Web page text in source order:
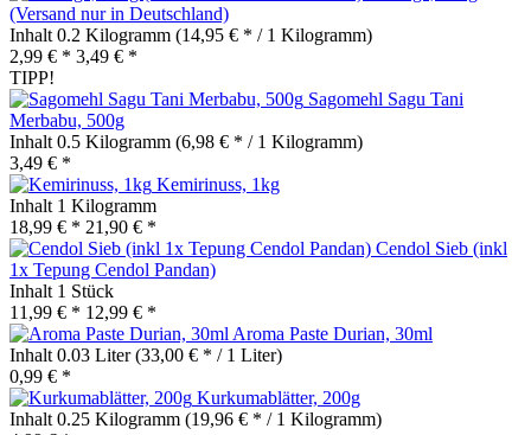
(Versand nur in Deutschland)
Inhalt 0.2 Kilogramm (14,95 € * / 1 Kilogramm)
2,99 € * 3,49 € *
TIPP!
Sagomehl Sagu Tani
Merbabu, 500g
Inhalt 0.5 Kilogramm (6,98 € * / 1 Kilogramm)
3,49 € *
Kemirinuss, 1kg
Inhalt 1 Kilogramm
18,99 € * 21,90 € *
Cendol Sieb (inkl
1x Tepung Cendol Pandan)
Inhalt 1 Stück
11,99 € * 12,99 € *
Aroma Paste Durian, 30ml
Inhalt 0.03 Liter(33,00 € * / 1 Liter)
0,99 € *
Kurkumablätter, 200g
Inhalt 0.25 Kilogramm (19,96 € * / 1 Kilogramm)